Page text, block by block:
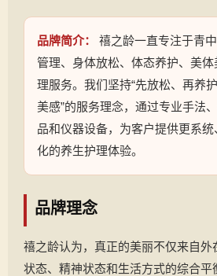
品牌简介：
禧之龄一直专注于青
管理、身体放松、体态养护、美
理服务。我们坚持“先放松、再养
美感”的服务理念，通过专业手法
品和仪器设备，为客户提供更系
化的养生护理体验。
品牌理念
禧之龄认为，真正的美丽不仅来自外
状态、精神状态和生活方式的综合平